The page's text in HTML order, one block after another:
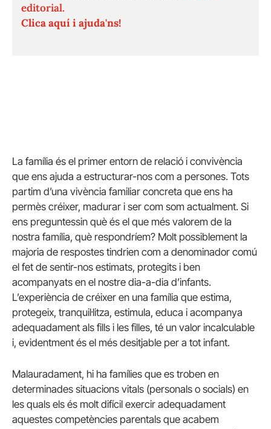
editorial.
Clica aquí i ajuda'ns!
La família és el primer entorn de relació i convivència
que ens ajuda a estructurar-nos com a persones. Tots
partim d’una vivència familiar concreta que ens ha
permès créixer, madurar i ser com som actualment. Si
ens preguntessin què és el que més valorem de la
nostra família, què respondríem? Molt possiblement la
majoria de respostes tindrien com a denominador comú
el fet de sentir-nos estimats, protegits i ben
acompanyats en el nostre dia-a-dia d’infants.
L’experiència de créixer en una família que estima,
protegeix, tranquil·litza, estimula, educa i acompanya
adequadament als fills i les filles, té un valor incalculable
i, evidentment és el més desitjable per a tot infant.
Malauradament, hi ha famílies que es troben en
determinades situacions vitals (personals o socials) en
les quals els és molt difícil exercir adequadament
aquestes competències parentals que acabem